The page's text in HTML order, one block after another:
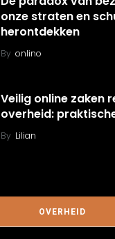
onze straten en
herontdekken
By onlino
Veilig online zaken
overheid:
By Lilian
OVERHEID